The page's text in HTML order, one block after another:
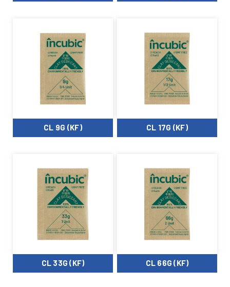
CL 9G (KF) CL 17G (KF)
CL 33G (KF) CL 66G (KF)